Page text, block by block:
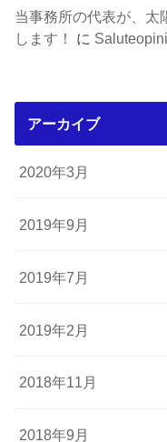
当事務所の代表が、太
します！
に
アーカイブ
2020年3月
2019年9月
2019年7月
2019年2月
2018年11月
2018年9月